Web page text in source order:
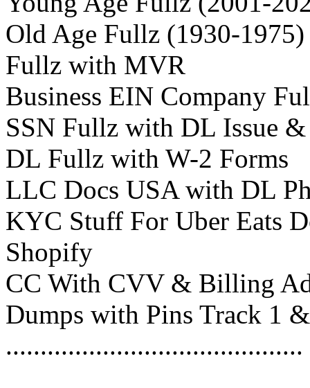
Old Age Fullz (1930-1975)
Fullz with MVR
Business EIN Company
SSN Fullz with DL Issue
DL Fullz with W-2 Forms
LLC Docs USA with DL
KYC Stuff For Uber Eats
Shopify
CC With CVV & Billing
Dumps with Pins Track 1
...........................................